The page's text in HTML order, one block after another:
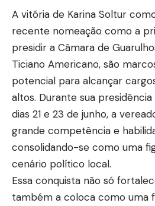
A vitória de Karina Soltur
recente nomeação como a
presidir a Câmara de
Ticiano Americano, são
potencial para alcançar
altos. Durante sua
dias 21 e 23 de junho, a
grande competência e
consolidando-se como uma
cenário político local.
Essa conquista não só
também a coloca como uma